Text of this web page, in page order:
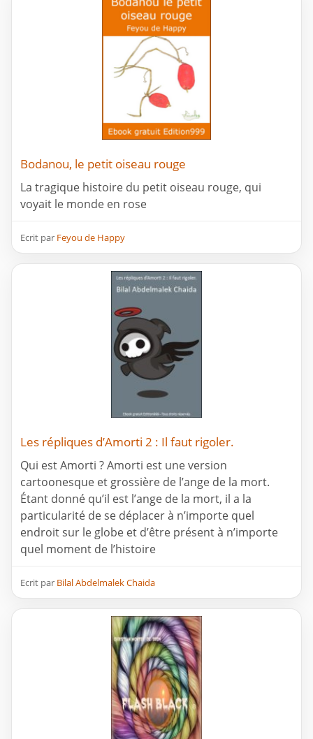
Bodanou, le petit oiseau rouge
La tragique histoire du petit oiseau rouge, qui
voyait le monde en rose
Ecrit par Feyou de Happy
Les répliques d’Amorti 2 : Il faut rigoler.
Qui est Amorti ? Amorti est une version
cartoonesque et grossière de l’ange de la mort.
Étant donné qu’il est l’ange de la mort, il a la
particularité de se déplacer à n’importe quel
endroit sur le globe et d’être présent à n’importe
quel moment de l’histoire
Ecrit par Bilal Abdelmalek Chaida